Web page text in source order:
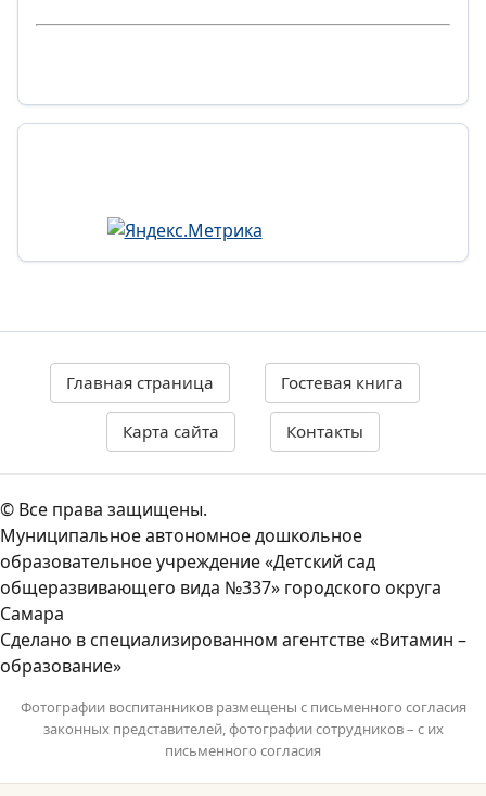
Главная страница Гостевая книга
Карта сайта Контакты
© Все права защищены.
Муниципальное автономное дошкольное
образовательное учреждение «Детский сад
общеразвивающего вида №337» городского округа
Самара
Сделано в специализированном агентстве «Витамин –
образование»
Фотографии воспитанников размещены с письменного согласия
законных представителей, фотографии сотрудников – с их
письменного согласия